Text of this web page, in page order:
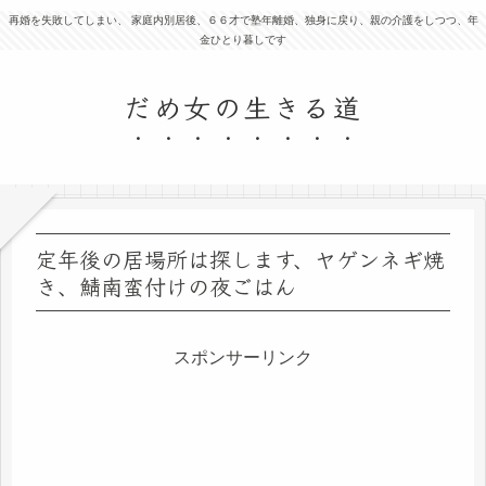
再婚を失敗してしまい、 家庭内別居後、６６才で塾年離婚、独身に戻り、親の介護をしつつ、年
金ひとり暮しです
だめ女の生きる道
定年後の居場所は探します、ヤゲンネギ焼
き、鯖南蛮付けの夜ごはん
スポンサーリンク